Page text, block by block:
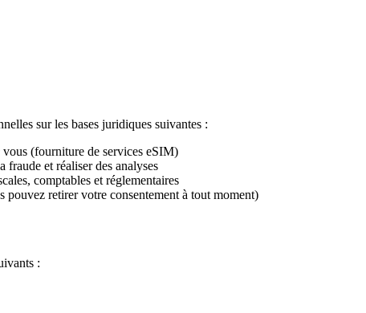
sur les bases juridiques suivantes :
(fourniture de services eSIM)
fraude et réaliser des analyses
comptables et réglementaires
retirer votre consentement à tout moment)
: